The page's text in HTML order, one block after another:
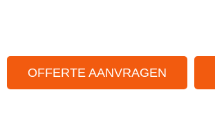
OFFERTE AANVRAGEN